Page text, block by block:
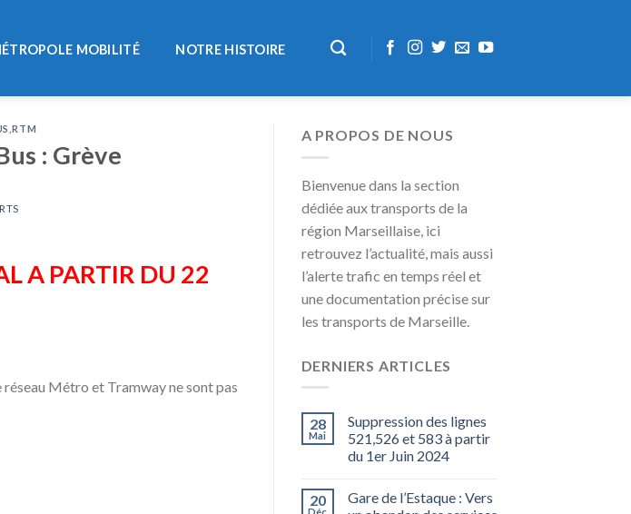
MOBILITÉ NOTRE HISTOIRE
,RTM
: Grève
A PARTIR DU 22
Métro et Tramway ne sont pas
A PROPOS DE NOUS
Bienvenue dans la section
dédiée aux transports de la
région Marseillaise, ici
retrouvez l’actualité, mais aussi
l’alerte trafic en temps réel et
une documentation précise sur
les transports de Marseille.
DERNIERS ARTICLES
28
Mai
Suppression des lignes
521,526 et 583 à partir
du 1er Juin 2024
20
Gare de l’Estaque : Vers